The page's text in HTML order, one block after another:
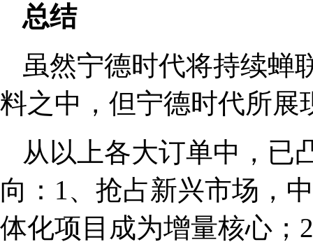
总结
虽然宁德时代将持续蝉
料之中，但宁德时代所展
从以上各大订单中，已
向：1、抢占新兴市场，
体化项目成为增量核心；